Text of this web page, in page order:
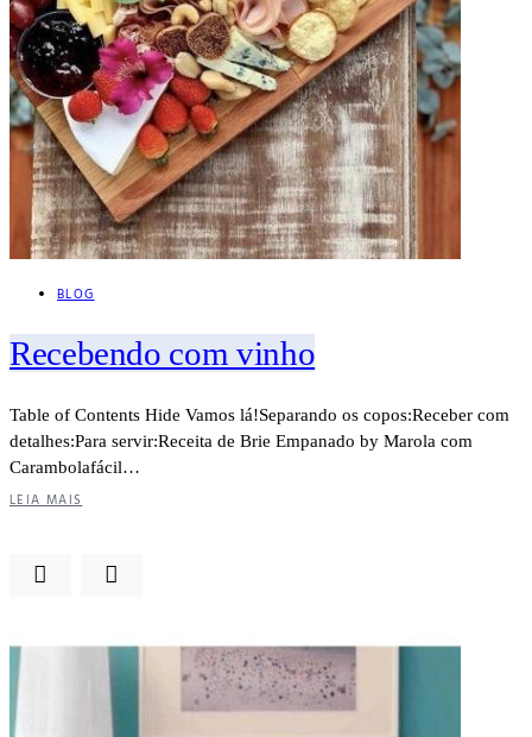
BLOG
Recebendo com vinho
Table of Contents Hide Vamos lá!Separando os copos:Receber com
detalhes:Para servir:Receita de Brie Empanado by Marola com
Carambolafácil…
LEIA MAIS